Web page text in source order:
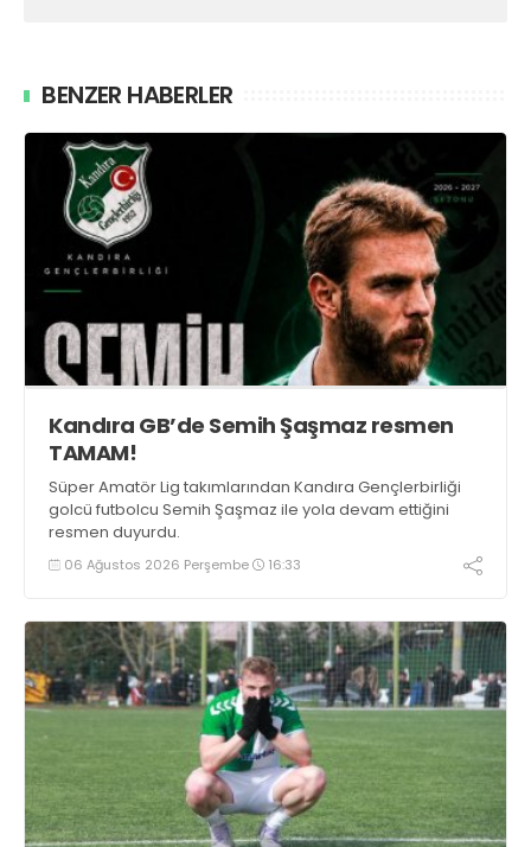
BENZER HABERLER
Kandıra GB’de Semih Şaşmaz resmen
TAMAM!
Süper Amatör Lig takımlarından Kandıra Gençlerbirliği
golcü futbolcu Semih Şaşmaz ile yola devam ettiğini
resmen duyurdu.
06 Ağustos 2026 Perşembe 16:33